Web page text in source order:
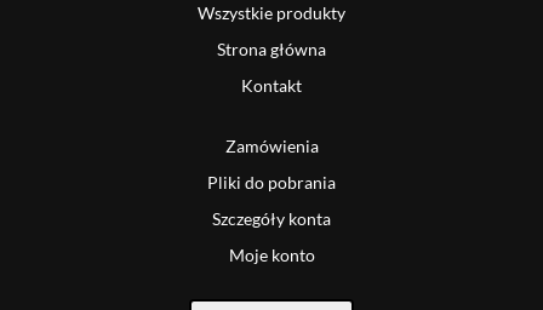
Wszystkie produkty
Strona główna
Kontakt
Zamówienia
Pliki do pobrania
Szczegóły konta
Moje konto